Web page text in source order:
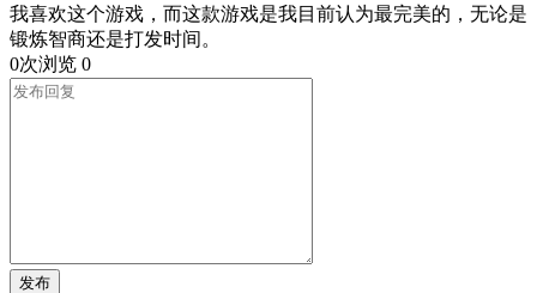
我喜欢这个游戏，而这款游戏是我目前认为最完美的，无论是
锻炼智商还是打发时间。
0次浏览 0
发布